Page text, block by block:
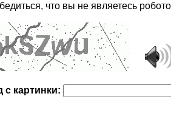
что вы не являетесь
с картинки: